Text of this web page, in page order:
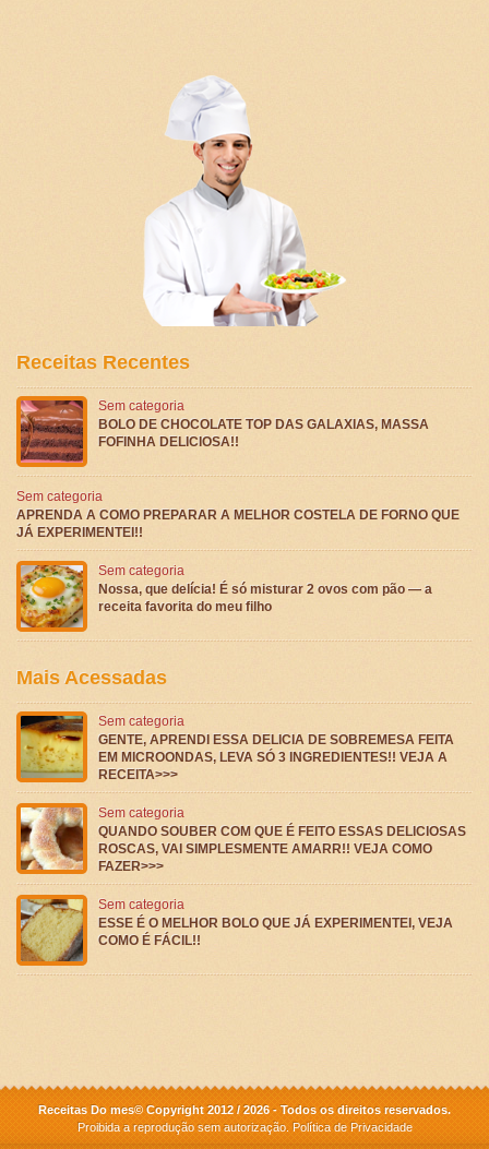
Receitas Recentes
Sem categoria
BOLO DE CHOCOLATE TOP DAS GALAXIAS, MASSA
FOFINHA DELICIOSA!!
Sem categoria
APRENDA A COMO PREPARAR A MELHOR COSTELA DE FORNO QUE
JÁ EXPERIMENTEI!!
Sem categoria
Nossa, que delícia! É só misturar 2 ovos com pão — a
receita favorita do meu filho
Mais Acessadas
Sem categoria
GENTE, APRENDI ESSA DELICIA DE SOBREMESA FEITA
EM MICROONDAS, LEVA SÓ 3 INGREDIENTES!! VEJA A
RECEITA>>>
Sem categoria
QUANDO SOUBER COM QUE É FEITO ESSAS DELICIOSAS
ROSCAS, VAI SIMPLESMENTE AMARR!! VEJA COMO
FAZER>>>
Sem categoria
ESSE É O MELHOR BOLO QUE JÁ EXPERIMENTEI, VEJA
COMO É FÁCIL!!
Receitas Do mes© Copyright 2012 / 2026 - Todos os direitos reservados.
Proibida a reprodução sem autorização. Política de Privacidade